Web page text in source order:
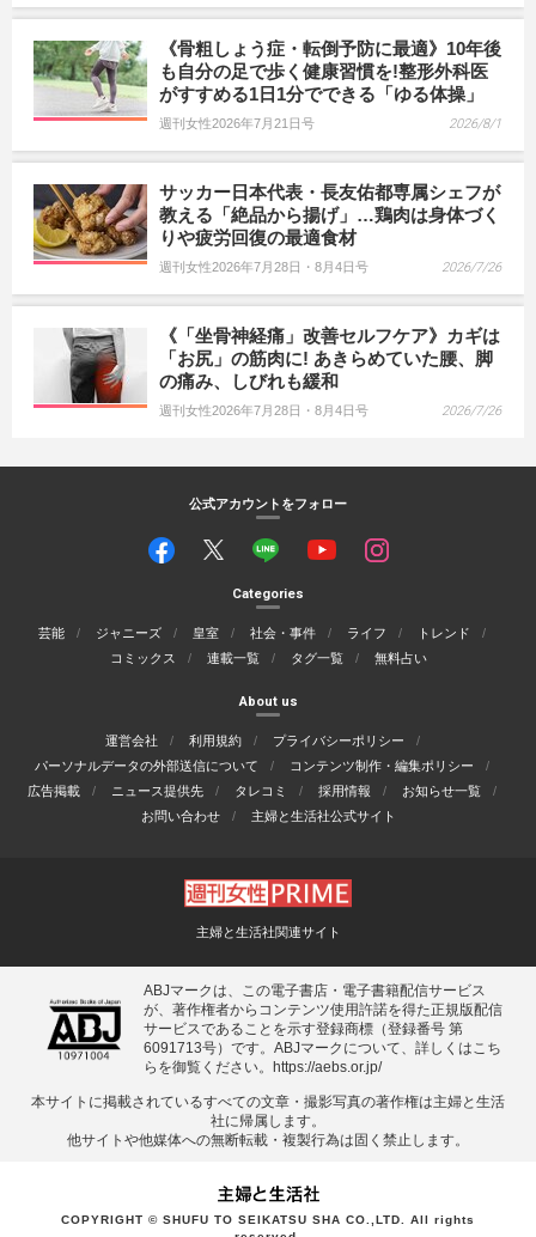
《骨粗しょう症・転倒予防に最適》10年後
も自分の足で歩く健康習慣を!整形外科医
がすすめる1日1分でできる「ゆる体操」
週刊女性2026年7月21日号 2026/8/1
サッカー日本代表・長友佑都専属シェフが
教える「絶品から揚げ」…鶏肉は身体づく
りや疲労回復の最適食材
週刊女性2026年7月28日・8月4日号 2026/7/26
《「坐骨神経痛」改善セルフケア》カギは
「お尻」の筋肉に! あきらめていた腰、脚
の痛み、しびれも緩和
週刊女性2026年7月28日・8月4日号 2026/7/26
公式アカウントをフォロー
Categories
芸能 ジャニーズ 皇室 社会・事件 ライフ
トレンド
コミックス
連載一覧 タグ一覧 無料占い
About us
運営会社 利用規約
プライバシーポリシー
パーソナルデータの外部送信について
コンテンツ制作・編集ポリシー
広告掲載
ニュース提供先 タレコミ 採用情報
お知らせ一覧
お問い合わせ
主婦と生活社公式サイト
主婦と生活社関連サイト
ABJマークは、この電子書店・電子書籍配信サービス
が、著作権者からコンテンツ使用許諾を得た正規版配信
サービスであることを示す登録商標（登録番号 第
6091713号）です。ABJマークについて、詳しくはこち
らを御覧ください。
https://aebs.or.jp/
本サイトに掲載されているすべての⽂章・撮影写真の著作権は主婦と⽣活
社に帰属します。
他サイトや他媒体への無断転載・複製⾏為は固く禁⽌します。
COPYRIGHT © SHUFU TO SEIKATSU SHA CO.,LTD. All rights